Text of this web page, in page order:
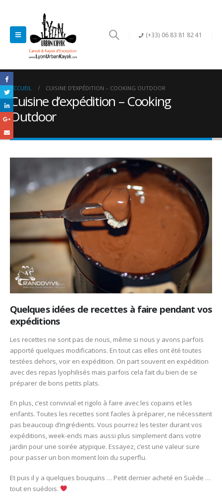
(+33) 06 83 81 82 41
ACCUEIL CUISINE D’EXPÉDITION – COOKING OUTDOOR
Cuisine d’expédition – Cooking
Outdoor
Quelques idées de recettes à faire pendant vos
expéditions
Les recettes ne sont pas de nous, même si nous y avons parfois
apporté quelques modifications. En tout cas elles ont été toutes
testées dehors, voir en expédition. On part souvent en expédition
avec des repas lyophilisés mais parfois cela fait du bien de se
préparer de bons petits plats.
En plus, c’est convivial et rigolo à faire avec les copains et les
enfants. Toutes les recettes sont faciles à préparer, ne nécessitent
pas beaucoup d’ingrédients. Vous pourrez les tester durant vos
expéditions, week-ends mais aussi plus simplement dans votre
jardin pour une soirée atypique. Essayez, c’est une valeur sure
pour passer un bon moment loin du superflu.
Et puis il y a quelques bouquins … Petit dernier acheté en Suède …
tout en suédois.